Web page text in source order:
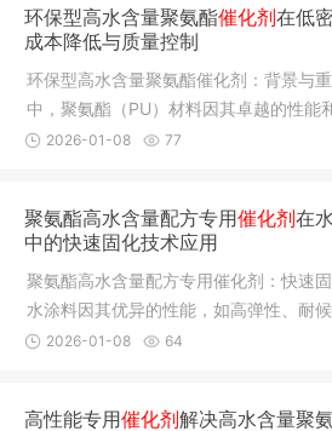
环保型高水含量聚氨酯催化剂在低
成本降低与质量控制
环保型高水含量聚氨酯催化剂：背景与
中，聚氨酯（PU）材料因其卓越的性能
关注。从汽
2026-01-08 77
聚氨酯高水含量配方专用催化剂在
中的快速固化技术应用
聚氨酯高水含量配方专用催化剂：快速
水涂料因其优异的性能，如高弹性、耐
建筑和工
2026-01-08 64
高性能专用催化剂解决高水含量聚